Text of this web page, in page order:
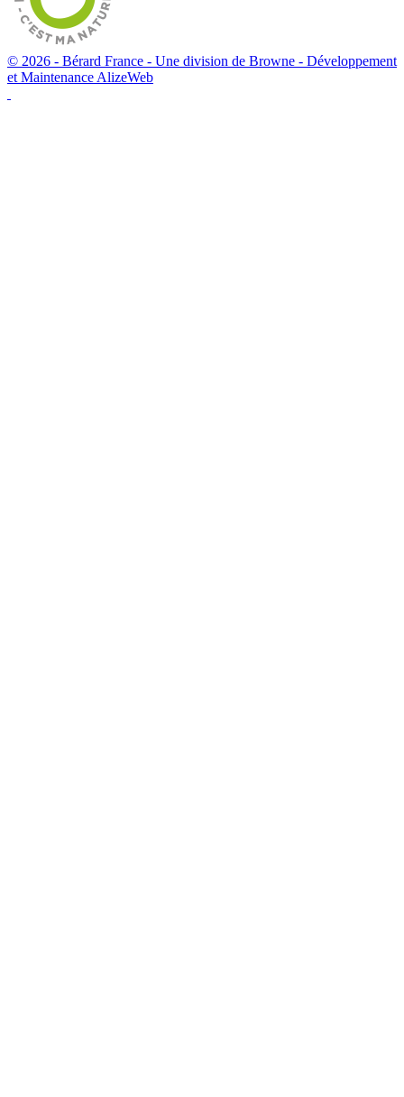
© 2026 - Bérard France - Une division de Browne - Développement
et Maintenance AlizeWeb